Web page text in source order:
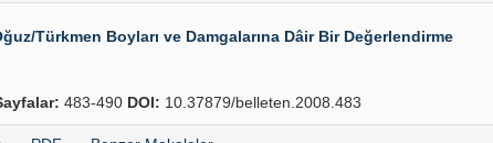
Türkmen Boyları ve Damgalarına Dâir Bir Değerlendirme
483-490 DOI: 10.37879/belleten.2008.483